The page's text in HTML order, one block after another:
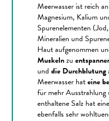
Meerwasser ist reich
Magnesium, Kalium
Spurenelementen
Mineralien und
Haut aufgenommen
Muskelnzu
und die Durchblutung
Meerwasser hateine
für mehr Ausstrahlung
enthaltene Salz hat
ebenfalls sehr